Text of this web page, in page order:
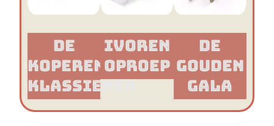
De
Koperen
Klassieker​
Ivoren
Oproep
De
Gouden
Gala